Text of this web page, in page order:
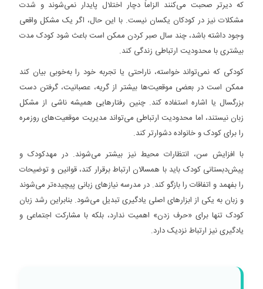
که دیرتر صحبت می‌کنند الزاماً دچار اختلال پایدار نمی‌شوند و شدت
مشکلات نیز در کودکان یکسان نیست. با این حال، اگر یک مشکل واقعی
وجود داشته باشد، چند سال صبر کردن ممکن است باعث شود کودک مدت
بیشتری با محدودیت ارتباطی زندگی کند.
کودکی که نمی‌تواند خواسته، ناراحتی یا تجربه خود را به‌خوبی بیان کند
ممکن است در بعضی موقعیت‌ها بیشتر از گریه، عصبانیت، گرفتن دست
بزرگسال یا اشاره استفاده کند. چنین رفتارهایی همیشه ناشی از مشکل
زبان نیستند، اما محدودیت ارتباطی می‌تواند مدیریت موقعیت‌های روزمره
را برای کودک و خانواده دشوارتر کند.
با افزایش سن، انتظارات محیط نیز بیشتر می‌شوند. در مهدکودک و
پیش‌دبستانی کودک باید با همسالان ارتباط برقرار کند، قوانین و توضیحات
را بفهمد و اتفاقات را بازگو کند. در مدرسه نیازهای زبانی پیچیده‌تر می‌شوند
و زبان به یکی از ابزارهای اصلی یادگیری تبدیل می‌شود. بنابراین رشد زبان
کودک تنها برای «حرف زدن» اهمیت ندارد، بلکه با مشارکت اجتماعی و
یادگیری نیز ارتباط نزدیک دارد.